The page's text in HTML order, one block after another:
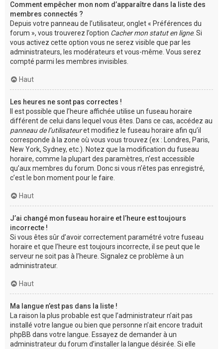
Comment empêcher mon nom d’apparaître dans la liste des
membres connectés ?
Depuis votre panneau de l’utilisateur, onglet « Préférences du
forum », vous trouverez l’option Cacher mon statut en ligne. Si
vous activez cette option vous ne serez visible que par les
administrateurs, les modérateurs et vous-même. Vous serez
compté parmi les membres invisibles.
Haut
Les heures ne sont pas correctes !
Il est possible que l’heure affichée utilise un fuseau horaire
différent de celui dans lequel vous êtes. Dans ce cas, accédez au
panneau de l’utilisateuret modifiez le fuseau horaire afin qu’il
corresponde à la zone où vous vous trouvez (ex : Londres, Paris,
New York, Sydney, etc.). Notez que la modification du fuseau
horaire, comme la plupart des paramètres, n’est accessible
qu’aux membres du forum. Donc si vous n’êtes pas enregistré,
c’est le bon moment pour le faire.
Haut
J’ai changé mon fuseau horaire et l’heure est toujours
incorrecte !
Si vous êtes sûr d’avoir correctement paramétré votre fuseau
horaire et que l’heure est toujours incorrecte, il se peut que le
serveur ne soit pas à l’heure. Signalez ce problème à un
administrateur.
Haut
Ma langue n’est pas dans la liste !
La raison la plus probable est que l’administrateur n’ait pas
installé votre langue ou bien que personne n’ait encore traduit
phpBB dans votre langue. Essayez de demander à un
administrateur du forum d’installer la langue désirée. Si elle